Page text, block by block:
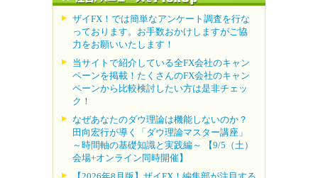
ザイFX！では簡単なアンケート調査を行な
っております。お手数おかけしますがご協
力をお願いいたします！
当サイトで紹介している全FX会社のキャン
ペーンを掲載！たくさんのFX会社のキャン
ペーンから比較検討したい方は是非チェッ
ク！
なぜあなたのダウ理論は機能しないのか？
田向宏行が導く「ダウ理論マスター講座」
～時間軸の基礎知識と実践編～ 【9/5（土）
会場+オンライン同時開催】